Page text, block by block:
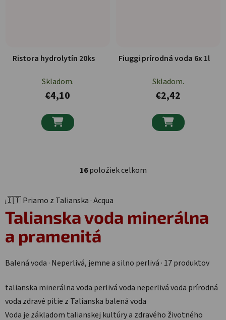
Ristora hydrolytín 20ks
Skladom.
€4,10

Fiuggi prírodná voda 6x 1l
Skladom.
€2,42

Ovládacie prvky výpisu
16položiek celkom
🇮🇹 Priamo z Talianska · Acqua
Talianska voda minerálna
a pramenitá
Balená voda · Neperlivá, jemne a silno perlivá · 17 produktov
talianska minerálna voda perlivá voda neperlivá voda prírodná
voda zdravé pitie z Talianska balená voda
Voda je základom talianskej kultúry a zdravého životného